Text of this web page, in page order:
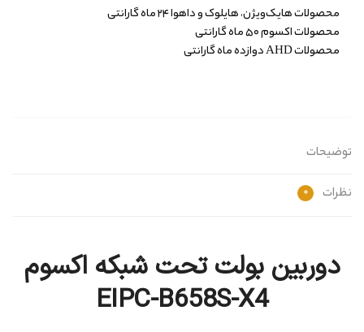
محصولات هایک‌ویژن، هایلوک و داهوا ۲۴ ماه گارانتی
محصولات اکسوم ۵۰ ماه گارانتی
محصولات AHD دوازده ماه گارانتی
توضیحات
نظرات 0
دوربین بولت تحت شبکه اکسوم
EIPC-B658S-X4